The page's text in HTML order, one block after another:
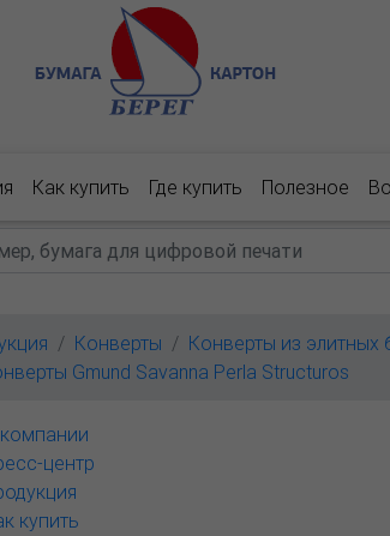
Как купить Где купить Полезное
Конверты Конверты из элитных
Gmund Savanna Perla Structuros
центр
купить